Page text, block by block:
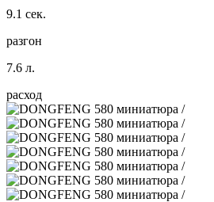
9.1 сек.
разгон
7.6 л.
расход